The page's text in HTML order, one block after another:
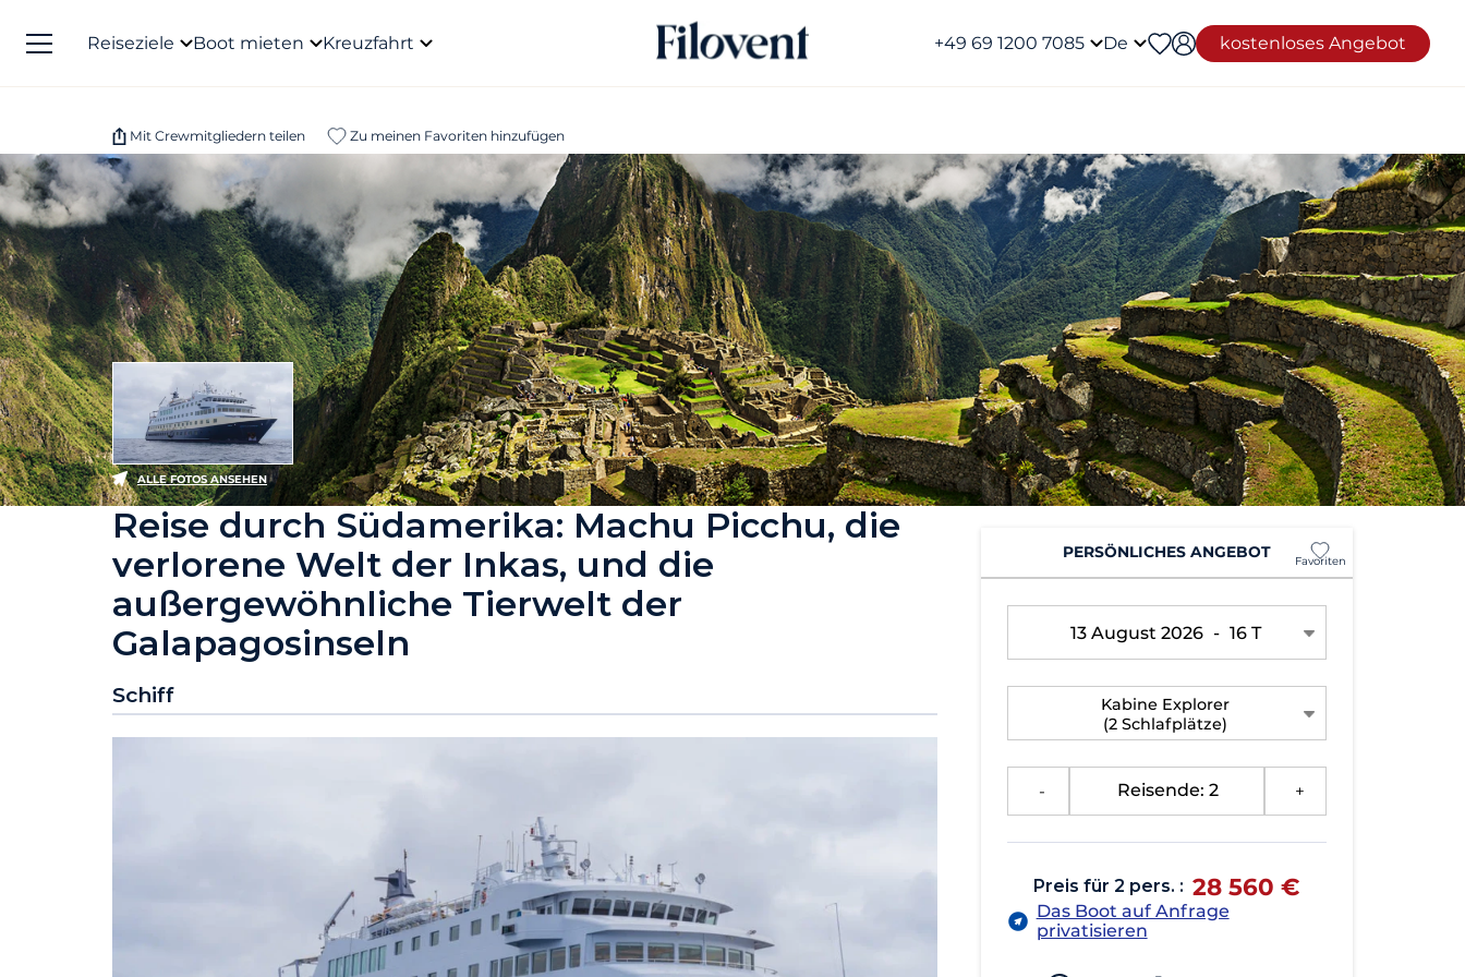
Reiseziele Boot mieten Kreuzfahrt +49 69 1200 7085 De kostenloses Angebot
Mit Crewmitgliedern teilen Zu meinen Favoriten hinzufügen
ALLE FOTOS ANSEHEN
Reise durch Südamerika: Machu Picchu, die
verlorene Welt der Inkas, und die
außergewöhnliche Tierwelt der
Galapagosinseln
Schiff
PERSÖNLICHES ANGEBOT Favoriten
13 August 2026 - 16 T
Kabine Explorer
(2 Schlafplätze)
Reisende: 2
Preis für 2 pers. : 28 560 €
Das Boot auf Anfrage
privatisieren